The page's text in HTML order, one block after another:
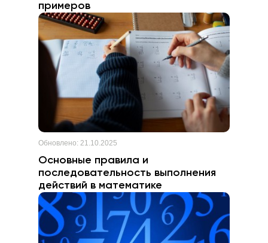
примеров
Обновлено: 21.10.2025
Основные правила и
последовательность выполнения
действий в математике